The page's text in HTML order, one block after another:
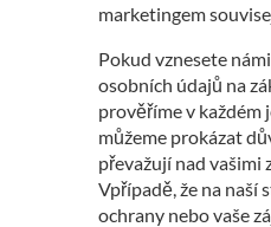
marketingem
Pokud vznesete
osobních údajů na
prověříme v každém
můžeme prokázat
převažují nad vašimi
Vpřípadě, že na naší
ochrany nebo vaše